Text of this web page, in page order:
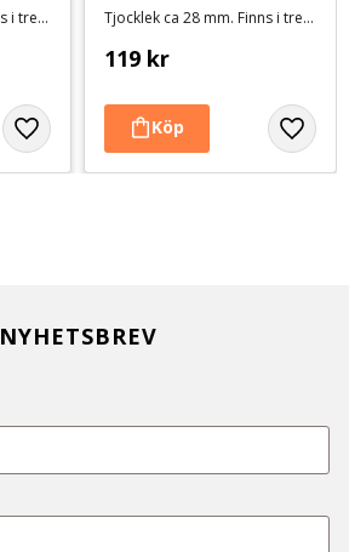
Tjocklek ca 28 mm. Finns i tre storlekar Tjocklek ca 28 mm. Finns i tre storlekar
119 kr
NYHETSBREV